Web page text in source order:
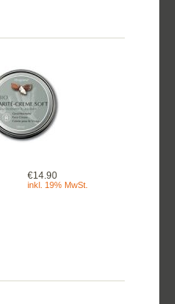
€14.90
inkl. 19% MwSt.